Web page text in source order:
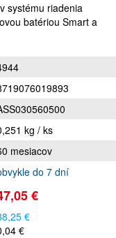
systému riadenia
batériou Smart a
kg / ks
mesiacov
do 7 dní
€
€
€